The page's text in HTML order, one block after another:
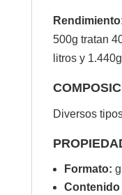
500g tratan
litros y
Diversos
Formato:
Contenido